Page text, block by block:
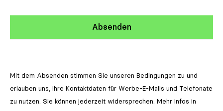
Absenden
Mit dem Absenden stimmen Sie unseren Bedingungen zu und
erlauben uns, Ihre Kontaktdaten für Werbe-E-Mails und Telefonate
zu nutzen. Sie können jederzeit widersprechen. Mehr Infos in